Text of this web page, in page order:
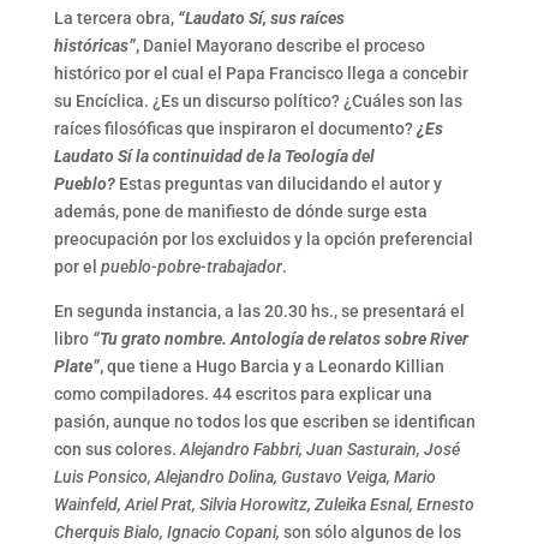
La tercera obra, “Laudato Sí, sus raíces
históricas”,Daniel Mayorano describe el proceso
histórico por el cual el Papa Francisco llega a concebir
su Encíclica. ¿Es un discurso político? ¿Cuáles son las
raíces filosóficas que inspiraron el documento?¿Es
Laudato Sí la continuidad de la Teología del
Pueblo?Estas preguntas van dilucidando el autor y
además, pone de manifiesto de dónde surge esta
preocupación por los excluidos y la opción preferencial
por el pueblo-pobre-trabajador.
En segunda instancia, a las 20.30 hs., se presentará el
libro “Tu grato nombre. Antología de relatos sobre River
Plate”,que tiene a Hugo Barcia y a Leonardo Killian
como compiladores. 44 escritos para explicar una
pasión, aunque no todos los que escriben se identifican
con sus colores.Alejandro Fabbri, Juan Sasturain, José
Luis Ponsico, Alejandro Dolina, Gustavo Veiga, Mario
Wainfeld, Ariel Prat, Silvia Horowitz, Zuleika Esnal, Ernesto
Cherquis Bialo, Ignacio Copani, son sólo algunos de los